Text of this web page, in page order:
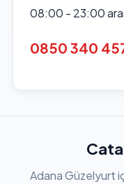
08:00 - 23:00
0850 340
Adana Güzelyurt